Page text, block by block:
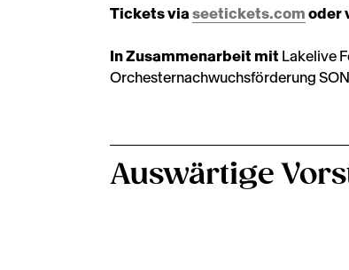
Tickets via seetickets.com oder
In Zusammenarbeit mit Lakelive
Orchesternachwuchsförderung SON
Auswärtige